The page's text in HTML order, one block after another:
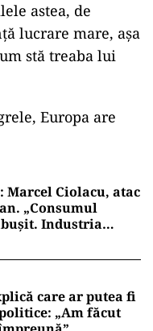
astea, de
lucrare mare, așa
stă treaba lui
Europa are
Marcel Ciolacu, atac
„Consumul
Industria
care ar putea fi
„Am făcut